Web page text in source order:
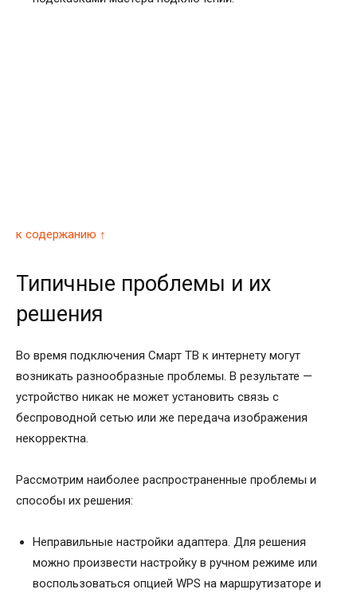
к содержанию ↑
Типичные проблемы и их
решения
Во время подключения Смарт ТВ к интернету могут
возникать разнообразные проблемы. В результате —
устройство никак не может установить связь с
беспроводной сетью или же передача изображения
некорректна.
Рассмотрим наиболее распространенные проблемы и
способы их решения:
Неправильные настройки адаптера. Для решения
можно произвести настройку в ручном режиме или
воспользоваться опцией WPS на маршрутизаторе и